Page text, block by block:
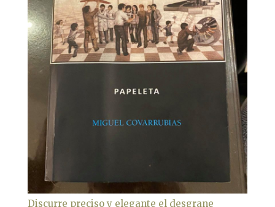
Discurre preciso y elegante el desgrane